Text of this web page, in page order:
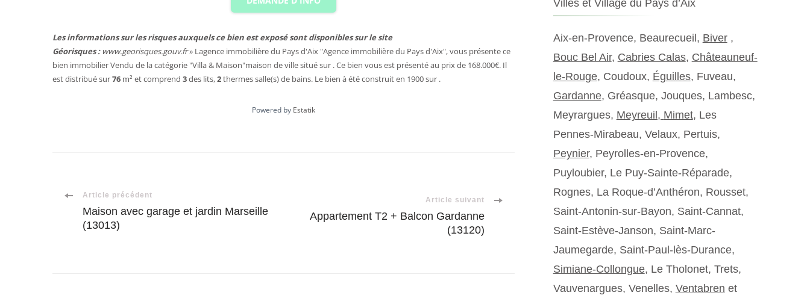
Les informations sur les risques auxquels ce bien est exposé sont disponibles sur le site
Géorisques : www.georisques.gouv.fr» Lagence immobilière du Pays d'Aix "Agence immobilière du Pays d'Aix", vous présente ce
bien immobilierVendu de la catégorie "Villa & Maison"maison de villesitué sur . Ce bien vous est présenté au prix de 168.000€. Il
est distribué sur76 m² et comprend 3des lits,2thermessalle(s) de bains. Le bien à été construit en 1900 sur .
Powered by Estatik
Navigation
d'article
Article précédent
Maison avec garage et jardin Marseille
(13013)
Article suivant
Appartement T2 + Balcon Gardanne
(13120)
Villes et Village du Pays d’Aix
Aix-en-Provence, Beaurecueil, Biver,
Bouc Bel Air, Cabries Calas, Châteauneuf-
le-Rouge, Coudoux, Éguilles, Fuveau,
Gardanne, Gréasque, Jouques, Lambesc,
Meyrargues, Meyreuil, Mimet, Les
Pennes-Mirabeau, Velaux, Pertuis,
Peynier, Peyrolles-en-Provence,
Puyloubier, Le Puy-Sainte-Réparade,
Rognes, La Roque-d’Anthéron, Rousset,
Saint-Antonin-sur-Bayon, Saint-Cannat,
Saint-Estève-Janson, Saint-Marc-
Jaumegarde, Saint-Paul-lès-Durance,
Simiane-Collongue, Le Tholonet, Trets,
Vauvenargues, Venelles, Ventabren et